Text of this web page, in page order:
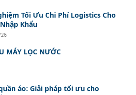
Tối Ưu Chi Phí Logistics Cho
Khẩu
MÁY LỌC NƯỚC
áo: Giải pháp tối ưu cho